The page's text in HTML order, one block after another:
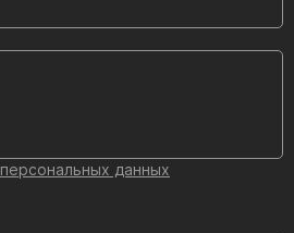
персональных данных